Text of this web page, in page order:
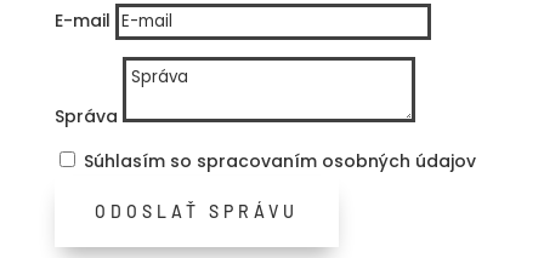
E-mail
Správa
Súhlasím so spracovaním osobných údajov
ODOSLAŤ SPRÁVU